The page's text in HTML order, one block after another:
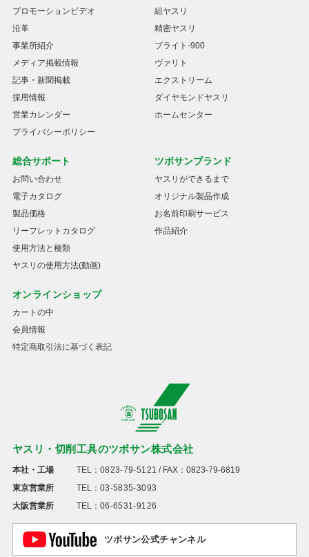
ヤスリ・切削工具のツボサン株式会社
本社・工場 TEL： 0823-79-5121 / FAX：0823-79-6819
東京営業所
TEL： 03-5835-3093
大阪営業所
TEL： 06-6531-9126
ツボサン公式チャンネル
プロモーションビデオ
沿革
事業所紹介
メディア掲載情報
記事・新聞掲載
採用情報
営業カレンダー
プライバシーポリシー
組ヤスリ
精密ヤスリ
ブライト-900
ヴァリト
エクストリーム
ダイヤモンドヤスリ
ホームセンター
総合サポート
お問い合わせ
電子カタログ
製品価格
リーフレットカタログ
使用方法と種類
ヤスリの使用方法(動画)
ツボサンブランド
ヤスリができるまで
オリジナル製品作成
お名前印刷サービス
作品紹介
オンラインショップ
カートの中
会員情報
特定商取引法に基づく表記